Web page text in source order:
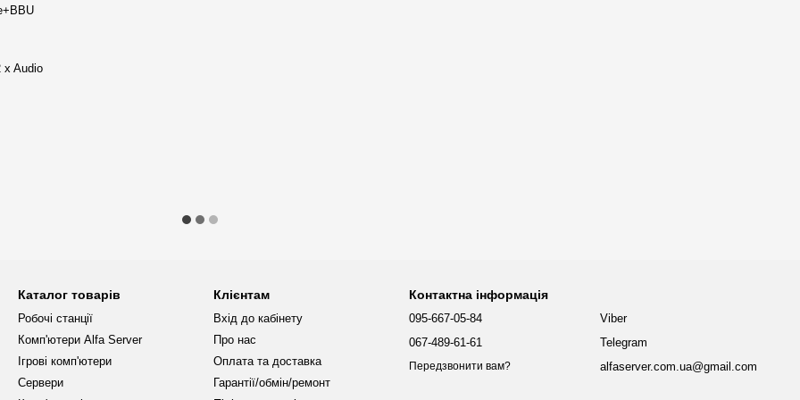
обслуговуванні сервера.
шуму забезпечує
підтримка різних
бізнесу.
x Audio
Каталог товарів
Робочі станції
Комп'ютери Alfa Server
Ігрові комп'ютери
Сервери
Клієнтам
Вхід до кабінету
Про нас
Оплата та доставка
Гарантії/обмін/ремонт
Контактна інформація
095-667-05-84
067-489-61-61
Передзвонити вам?
Viber
Telegram
alfaserver.com.ua@gmail.com